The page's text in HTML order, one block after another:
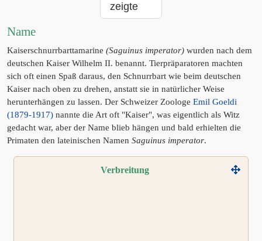
zeigte
Name
Kaiserschnurrbarttamarine (Saguinus imperator) wurden nach dem
deutschen Kaiser Wilhelm II. benannt. Tierpräparatoren machten
sich oft einen Spaß daraus, den Schnurrbart wie beim deutschen
Kaiser nach oben zu drehen, anstatt sie in natürlicher Weise
herunterhängen zu lassen. Der Schweizer Zoologe Emil Goeldi
(1879-1917) nannte die Art oft "Kaiser", was eigentlich als Witz
gedacht war, aber der Name blieb hängen und bald erhielten die
Primaten den lateinischen Namen Saguinus imperator.
Verbreitung